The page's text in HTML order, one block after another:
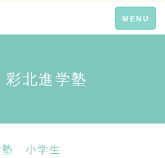
Toggle
navigation
MENU
彩北進学塾
小学生